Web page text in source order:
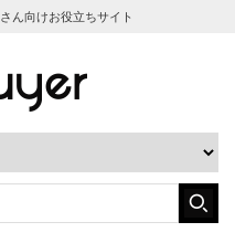
ん向けお役立ちサイト